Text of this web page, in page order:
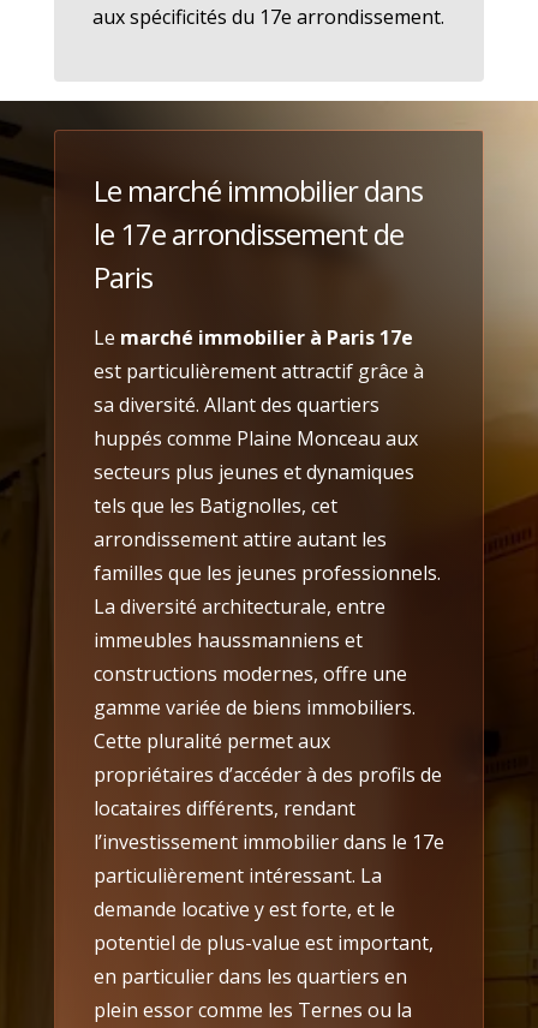
aux spécificités du 17e arrondissement.
Le marché immobilier dans
le 17e arrondissement de
Paris
Le marché immobilier à Paris 17e
est particulièrement attractif grâce à
sa diversité. Allant des quartiers
huppés comme Plaine Monceau aux
secteurs plus jeunes et dynamiques
tels que les Batignolles, cet
arrondissement attire autant les
familles que les jeunes professionnels.
La diversité architecturale, entre
immeubles haussmanniens et
constructions modernes, offre une
gamme variée de biens immobiliers.
Cette pluralité permet aux
propriétaires d’accéder à des profils de
locataires différents, rendant
l’investissement immobilier dans le 17e
particulièrement intéressant. La
demande locative y est forte, et le
potentiel de plus-value est important,
en particulier dans les quartiers en
plein essor comme les Ternes ou la